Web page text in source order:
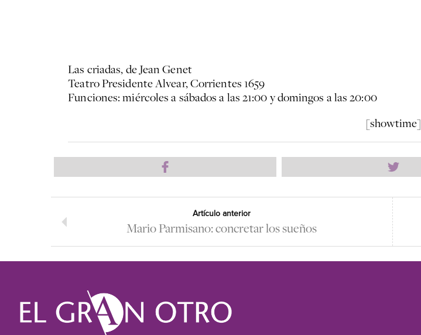
Las criadas, de Jean Genet
Teatro Presidente Alvear, Corrientes 1659
Funciones: miércoles a sábados a las 21:00 y domingos a las 20:00
[showtime]
Artículo anterior
Mario Parmisano: concretar los sueños